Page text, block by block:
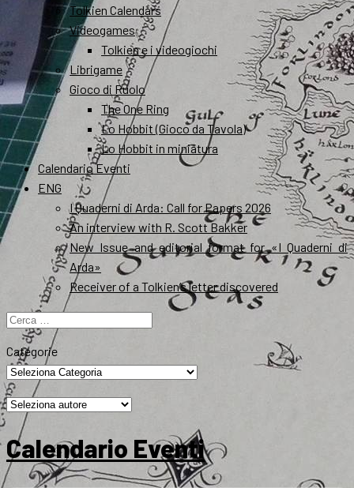
Tolkien Calendars
Videogames
Tolkien e i videogiochi
Librigame
Gioco di Ruolo
The One Ring
Lo Hobbit (Gioco da Tavola)
Lo Hobbit in miniatura
Calendario Eventi
ENG
I Quaderni di Arda: Call for Papers 2026
An interview with R. Scott Bakker
New Issue and editorial format for «I Quaderni di
Arda»
Receiver of a Tolkien’s letter discovered
Ricerca
per:
Categorie
Calendario Eventi